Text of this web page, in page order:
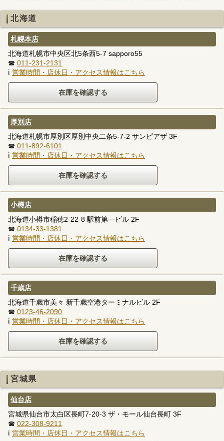
北海道
札幌本店
北海道札幌市中央区北5条西5-7 sapporo55
☎ 011-231-2131
ℹ 営業時間・店休日・アクセス情報はこちら
厚別店
北海道札幌市厚別区厚別中央二条5-7-2 サンピアザ 3F
☎ 011-892-6101
ℹ 営業時間・店休日・アクセス情報はこちら
小樽店
北海道小樽市稲穂2-22-8 駅前第一ビル 2F
☎ 0134-33-1381
ℹ 営業時間・店休日・アクセス情報はこちら
千歳店
北海道千歳市美々 新千歳空港ターミナルビル 2F
☎ 0123-46-2090
ℹ 営業時間・店休日・アクセス情報はこちら
宮城県
仙台店
宮城県仙台市太白区長町7-20-3 ザ・モール仙台長町 3F
☎ 022-308-9211
ℹ 営業時間・店休日・アクセス情報はこちら